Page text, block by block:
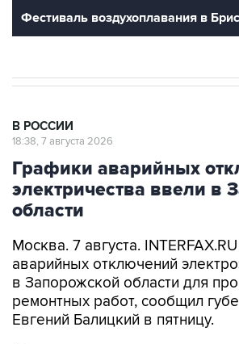
Фестиваль воздухоплавания в
В РОССИИ
18:38, 7 августа 2026
Графики аварийных
электричества ввели в
области
Москва. 7 августа.
аварийных отключений
в Запорожской области для
ремонтных работ, сообщил
Евгений Балицкий в пятницу.